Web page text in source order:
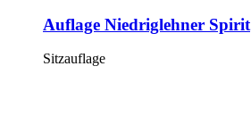
Auflage Niedriglehner Spirit
Sitzauflage